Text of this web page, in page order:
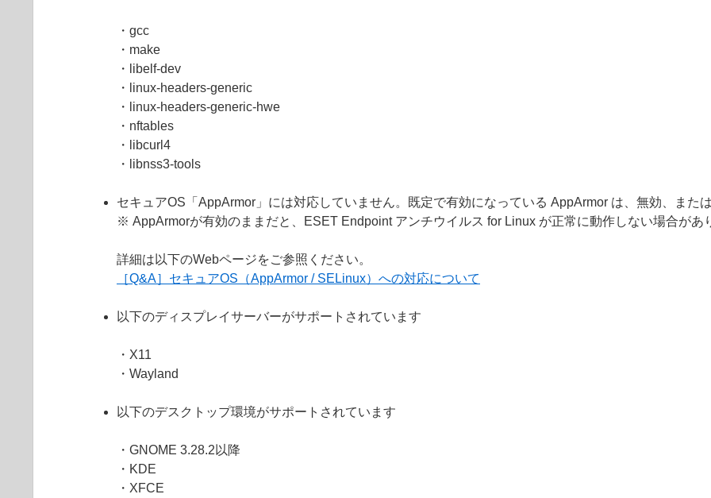
・gcc
・make
・libelf-dev
・linux-headers-generic
・linux-headers-generic-hwe
・nftables
・libcurl4
・libnss3-tools
セキュアOS「AppArmor」には対応していません。既定で有効になっている AppArmor は、無効、また
※ AppArmorが有効のままだと、ESET Endpoint アンチウイルス for Linux が正常に動作しない場合があ
詳細は以下のWebページをご参照ください。
［Q&A］セキュアOS（AppArmor / SELinux）への対応について
以下のディスプレイサーバーがサポートされています
・X11
・Wayland
以下のデスクトップ環境がサポートされています
・GNOME 3.28.2以降
・KDE
・XFCE